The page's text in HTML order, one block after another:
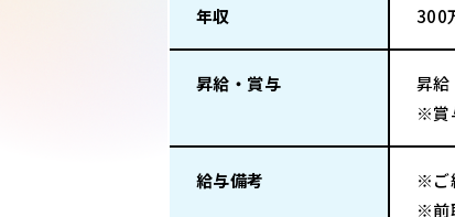
年収 300
昇給・賞与
昇給
※賞
給与備考
※ご
※前